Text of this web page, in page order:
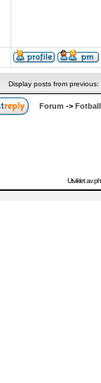
Display posts from previous:
Forum ->
Utviklet av